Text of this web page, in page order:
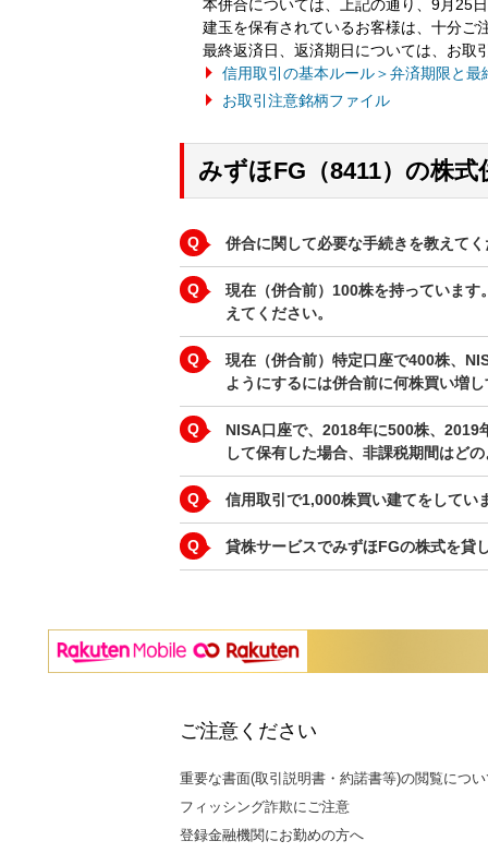
本併合については、上記の通り、9月25
建玉を保有されているお客様は、十分ご
最終返済日、返済期日については、お取
信用取引の基本ルール＞弁済期限と
お取引注意銘柄ファイル
みずほFG（8411）の株
Q 併合に関して必要な手続きを教えて
Q
現在（併合前）100株を持っていま
えてください。
Q
現在（併合前）特定口座で400株、
ようにするには併合前に何株買い増
Q
NISA口座で、2018年に500株、2019
して保有した場合、非課税期間はど
Q 信用取引で1,000株買い建てをしてい
Q 貸株サービスでみずほFGの株式を貸
ご注意ください
重要な書面(取引説明書・約諾書等)の閲覧につ
フィッシング詐欺にご注意
登録金融機関にお勤めの方へ